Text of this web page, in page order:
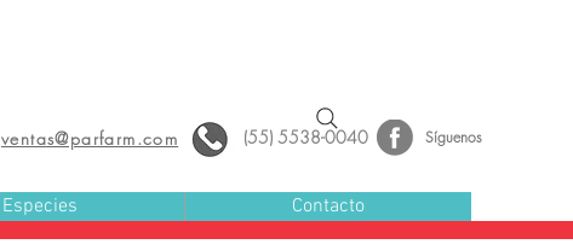
ventas@parfarm.com (55) 5538-0040 Síguenos
Especies Contacto